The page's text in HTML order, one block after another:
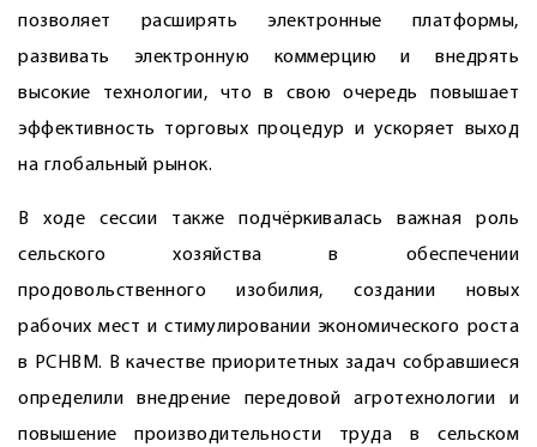
позволяет расширять электронные платформы,
развивать электронную коммерцию и внедрять
высокие технологии, что в свою очередь повышает
эффективность торговых процедур и ускоряет выход
на глобальный рынок.
В ходе сессии также подчёркивалась важная роль
сельского хозяйства в обеспечении
продовольственного изобилия, создании новых
рабочих мест и стимулировании экономического роста
в РСНВМ. В качестве приоритетных задач собравшиеся
определили внедрение передовой агротехнологии и
повышение производительности труда в сельском